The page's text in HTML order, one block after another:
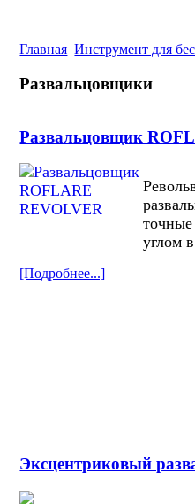
Главная Инструмент для
Развальцовщики
Развальцовщик
углом
[Подробнее...]
Эксцентриковый